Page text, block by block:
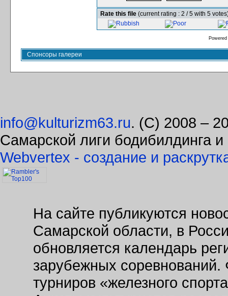
Rate this file (current rating : 2 / 5 with 5
Спонсоры галереи
info@kulturizm63.ru. (C) 2008 –
Самарской лиги бодибилдинга
Webvertex - создание и
На сайте публикуются
Самарской области, в
обновляется календарь
зарубежных соревнований.
турниров «железного